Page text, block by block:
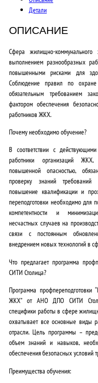
0
,
0
0
₽
.
Детали
ОПИСАНИЕ
Сфера жилищно-
выполнением разнообразных
повышенными рисками для
Соблюдение правил по
обязательным требованием
фактором обеспечения
работников ЖКХ.
Почему необходимо обучение?
В соответствии с
работники организаций
повышенной опасностью,
проверку знаний
повышение квалификации и
переподготовки необходимо для
компетентности и
несчастных случаев на
связи с постоянным
внедрением новых технологий в
Что предлагает программа
СИТИ Столица?
Программа
ЖКХ” от АНО ДПО СИТИ
специфики работы в сфере
охватывает все основные виды
отрасли. Цель программы –
объем знаний и навыков,
обеспечения безопасных условий
Преимущества обучения: